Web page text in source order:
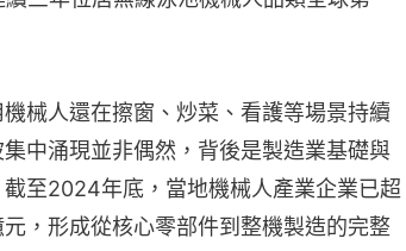
械人還在擦窗、炒菜、看護等場景持續
中涌現並非偶然，背後是製造業基礎與
至2024年底，當地機械人產業企業已超
，形成從核心零部件到整機製造的完整